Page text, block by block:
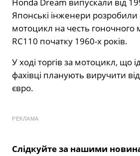
Японські інженери розробили
мотоцикл на честь гоночного
RC110 початку 1960-х років.
У ході торгів за мотоцикл, що
фахівці планують виручити
євро.
РЕКЛАМА
Слідкуйте за нашими